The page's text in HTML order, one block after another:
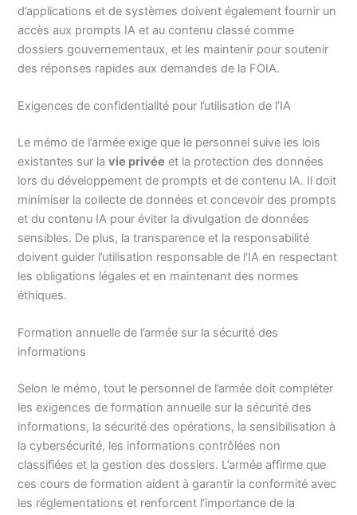
d’applications et de systèmes doivent également fournir un
accès aux prompts IA et au contenu classé comme
dossiers gouvernementaux, et les maintenir pour soutenir
des réponses rapides aux demandes de la FOIA.
Exigences de confidentialité pour l’utilisation de l’IA
Le mémo de l’armée exige que le personnel suive les lois
existantes sur lavie privée et la protection des données
lors du développement de prompts et de contenu IA. Il doit
minimiser la collecte de données et concevoir des prompts
et du contenu IA pour éviter la divulgation de données
sensibles. De plus, la transparence et la responsabilité
doivent guider l’utilisation responsable de l’IA en respectant
les obligations légales et en maintenant des normes
éthiques.
Formation annuelle de l’armée sur la sécurité des
informations
Selon le mémo, tout le personnel de l’armée doit compléter
les exigences de formation annuelle sur la sécurité des
informations, la sécurité des opérations, la sensibilisation à
la cybersécurité, les informations contrôlées non
classifiées et la gestion des dossiers. L’armée affirme que
ces cours de formation aident à garantir la conformité avec
les réglementations et renforcent l’importance de la